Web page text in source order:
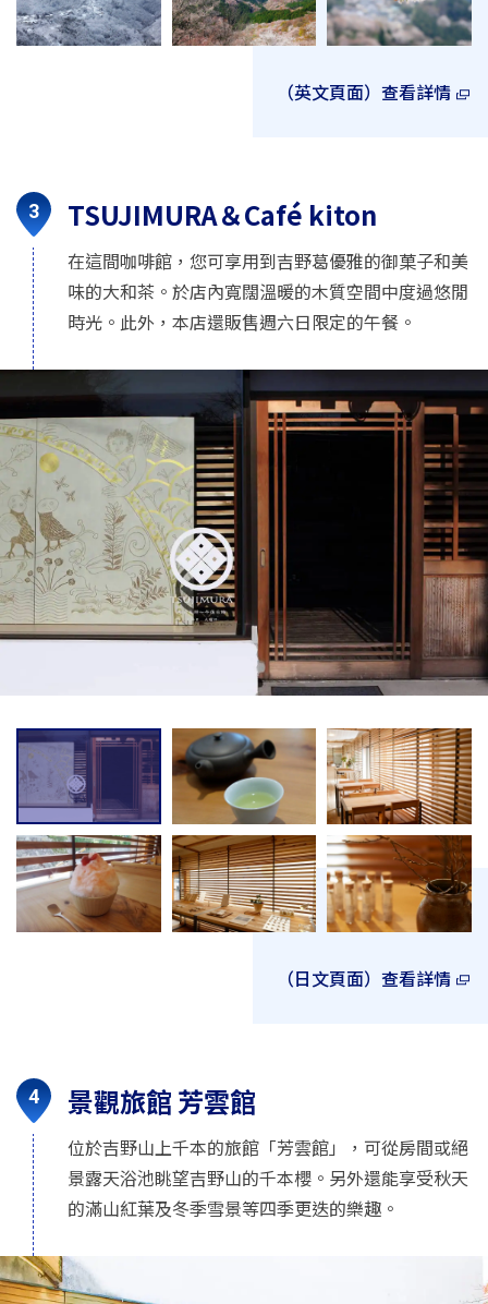
（英文頁面）查看詳情
TSUJIMURA＆Café kiton
在這間咖啡館，您可享用到吉野葛優雅的御菓子和美
味的大和茶。於店內寬闊溫暖的木質空間中度過悠閒
時光。此外，本店還販售週六日限定的午餐。
（日文頁面）查看詳情
景觀旅館 芳雲館
位於吉野山上千本的旅館「芳雲館」，可從房間或絕
景露天浴池眺望吉野山的千本櫻。另外還能享受秋天
的滿山紅葉及冬季雪景等四季更迭的樂趣。